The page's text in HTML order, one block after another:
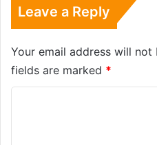
Leave a Reply
Your email address will not
fields are marked *